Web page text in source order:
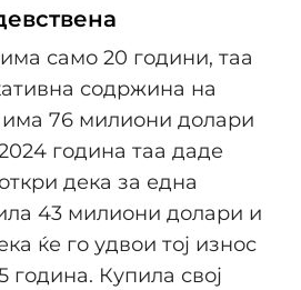
само 20 години, таа
содржина на
има 76 милиони долари
година таа даде
дека за една
43 милиони долари и
ќе го удвои тој износ
година. Купила свој